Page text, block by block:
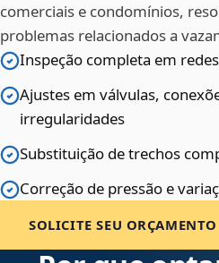
comerciais e condomínios,
problemas relacionados a
Inspeção completa em
Ajustes em válvulas,
irregularidades
Substituição de trechos
Correção de pressão e
SOLICITE SEU ORÇAMENTO